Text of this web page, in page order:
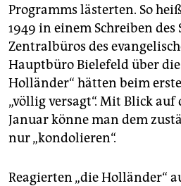
Programms lästerten. So
1949 in einem Schreiben
Zentralbüros des
Hauptbüro Bielefeld über die
Holländer“ hätten beim
„völlig versagt“. Mit Blick auf
Januar könne man dem
nur „kondolieren“.
Reagierten „die Holländer“